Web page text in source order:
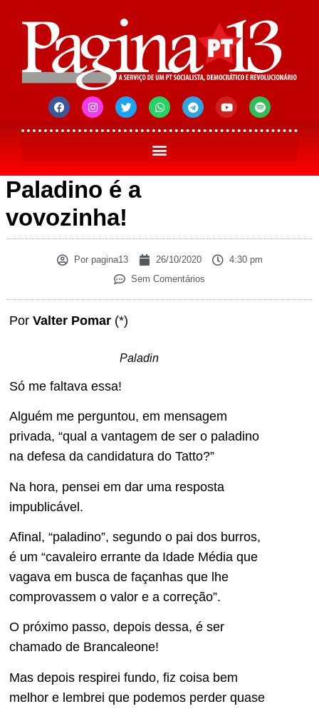
Paladino é a
vovozinha!
Porpagina13 26/10/2020
4:30 pm
Sem Comentários
Por Valter Pomar (*)
Paladin
Só me faltava essa!
Alguém me perguntou, em mensagem
privada, “qual a vantagem de ser o paladino
na defesa da candidatura do Tatto?”
Na hora, pensei em dar uma resposta
impublicável.
Afinal, “paladino”, segundo o pai dos burros,
é um “cavaleiro errante da Idade Média que
vagava em busca de façanhas que lhe
comprovassem o valor e a correção”.
O próximo passo, depois dessa, é ser
chamado de Brancaleone!
Mas depois respirei fundo, fiz coisa bem
melhor e lembrei que podemos perder quase